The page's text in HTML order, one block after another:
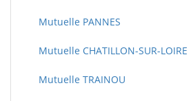
Mutuelle PANNES
Mutuelle CHATILLON-SUR-LOIRE
Mutuelle TRAINOU